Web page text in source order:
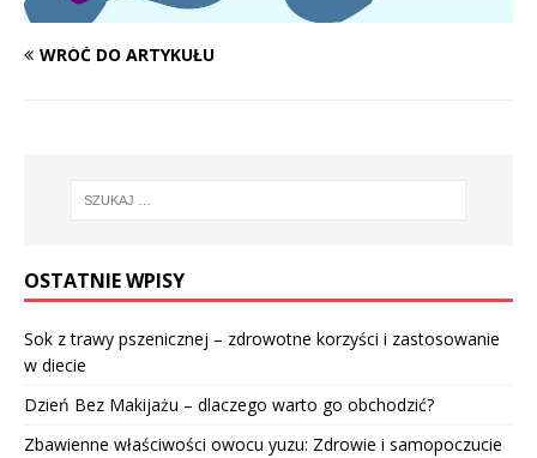
WRÓĆ DO ARTYKUŁU
OSTATNIE WPISY
Sok z trawy pszenicznej – zdrowotne korzyści i zastosowanie
w diecie
Dzień Bez Makijażu – dlaczego warto go obchodzić?
Zbawienne właściwości owocu yuzu: Zdrowie i samopoczucie